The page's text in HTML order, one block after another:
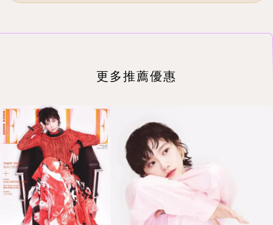
更多推薦優惠